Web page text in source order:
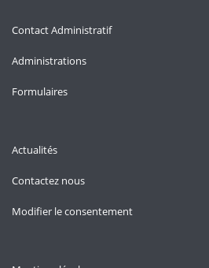
Contact Administratif
Administrations
Formulaires
Actualités
Contactez nous
Modifier le consentement